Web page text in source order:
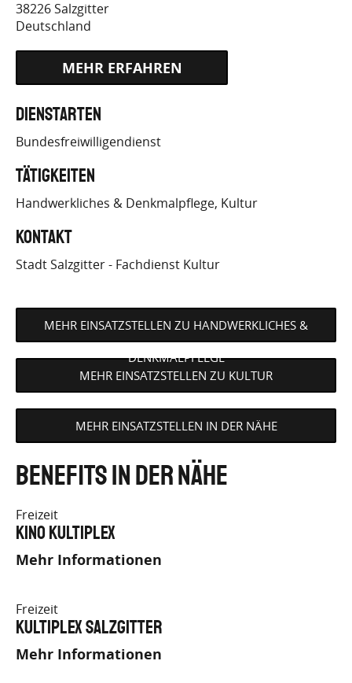
38226Salzgitter
Deutschland
EINSATZS…
Dienstarten
Bundesfreiwilligendienst
Tätigkeiten
Handwerkliches & Denkmalpflege Kultur
Kontakt
Stadt Salzgitter - Fachdienst Kultur
MEHR EINSATZSTELLEN ZU HANDWERKLICHES &
DENKMALPFLEGE
MEHR EINSATZSTELLEN ZU KULTUR
MEHR EINSATZSTELLEN IN DER NÄHE
Benefits in der Nähe
Freizeit
Kino Kultiplex
Mehr Informationen
Freizeit
Kultiplex Salzgitter
Mehr Informationen